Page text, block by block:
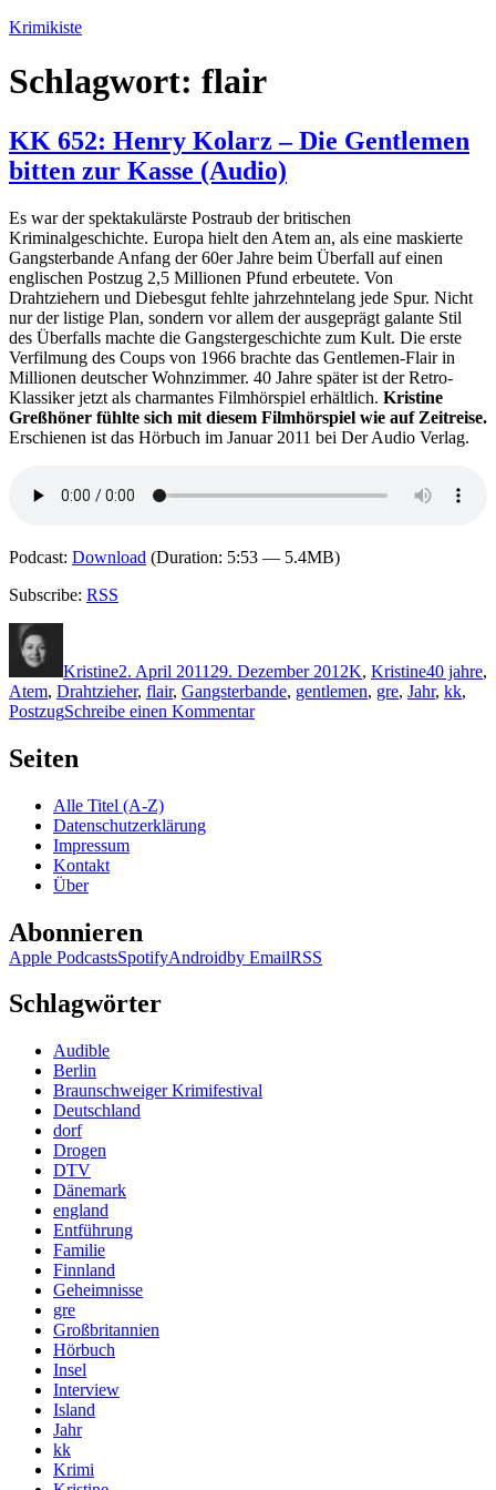
Zum
springen
Krimikiste
Schlagwort: flair
KK 652: Henry Kolarz – Die Gentlemen
bitten zur Kasse (Audio)
Es war der spektakulärste Postraub der britischen
Kriminalgeschichte. Europa hielt den Atem an, als eine maskierte
Gangsterbande Anfang der 60er Jahre beim Überfall auf einen
englischen Postzug 2,5 Millionen Pfund erbeutete. Von
Drahtziehern und Diebesgut fehlte jahrzehntelang jede Spur. Nicht
nur der listige Plan, sondern vor allem der ausgeprägt galante Stil
des Überfalls machte die Gangstergeschichte zum Kult. Die erste
Verfilmung des Coups von 1966 brachte das Gentlemen-Flair in
Millionen deutscher Wohnzimmer. 40 Jahre später ist der Retro-
Klassiker jetzt als charmantes Filmhörspiel erhältlich. Kristine
Greßhöner fühlte sich mit diesem Filmhörspiel wie auf Zeitreise.
Erschienen ist das Hörbuch im Januar 2011 bei Der Audio Verlag.
Podcast: Download (Duration: 5:53 — 5.4MB)
Subscribe: RSS
Kristine2. April 2011 29. Dezember 2012K, Kristine40 jahre,
Atem, Drahtzieher, flair, Gangsterbande, gentlemen, gre, Jahr, kk,
PostzugSchreibe einen Kommentarzu
Seiten
Alle Titel (A-Z)
Datenschutzerklärung
Impressum
Kontakt
Über
Abonnieren
Apple PodcastsSpotifyAndroidby EmailRSS
Schlagwörter
Audible
Berlin
Braunschweiger Krimifestival
Deutschland
dorf
Drogen
DTV
Dänemark
england
Entführung
Familie
Finnland
Geheimnisse
gre
Großbritannien
Hörbuch
Insel
Interview
Island
Jahr
kk
Krimi